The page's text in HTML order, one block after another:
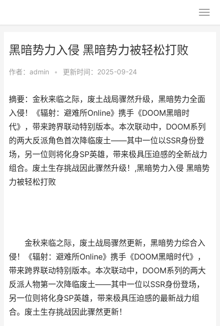
黑暗势力入侵 黑暗势力被轻松打败
作者： admin • 更新时间：2025-09-24
摘要：金秋来临之际，废土战局骤然升级，黑暗势力全面
入侵！《辐射：避难所Online》携手《DOOM黑暗时
代》，带来跨界联动特别版本。本次联动中，DOOM系列
的两大反派角色首次降临废土——其中一位以SSR身份登
场，另一位则将化身SP英雄，带来极具压迫感的全新战力
组合。废土生存挑战因此骤然升级！,黑暗势力入侵 黑暗势
力被轻松打败
金秋来临之际，废土战局骤然更新，黑暗势力综合入
侵！《辐射：避难所Online》携手《DOOM黑暗时代》，
带来跨界联动特别版本。本次联动中，DOOM系列的两大
反派人物第一次降临废土——其中一位以SSR身份登场，
另一位则将化身SP英雄，带来极具压迫感的最新战力组
合。废土生存挑战因此骤然更新！